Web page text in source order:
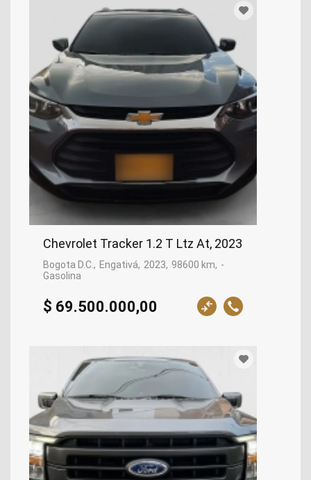
Chevrolet Tracker 1.2 T Ltz At, 2023
Bogota D.C. Engativá 2023 98600 km
-
Gasolina
$ 69.500.000,00